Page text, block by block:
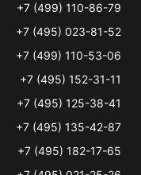
+7 (499) 110-86-79
+7 (495) 023-81-52
+7 (499) 110-53-06
+7 (495) 152-31-11
+7 (495) 125-38-41
+7 (495) 135-42-87
+7 (495) 182-17-65